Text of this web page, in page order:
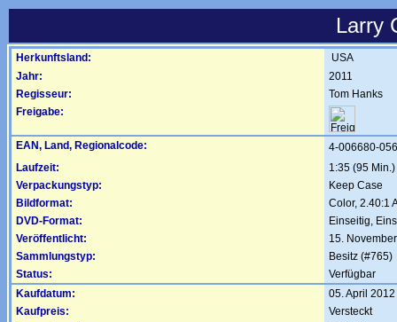
Larry
Herkunftsland:
USA
Jahr:
2011
Regisseur:
Tom Hanks
Freigabe:
EAN, Land, Regionalcode:
4-006680-
Laufzeit:
1:35 (95 Min.)
Verpackungstyp:
Keep Case
Bildformat:
Color, 2.40:1
DVD-Format:
Einseitig,
Veröffentlicht:
15.
Sammlungstyp:
Besitz (#765)
Status:
Verfügbar
Kaufdatum:
05. April 2012
Kaufpreis:
Versteckt